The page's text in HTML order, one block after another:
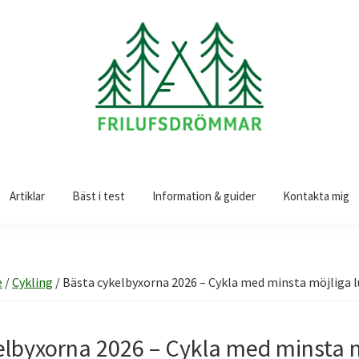
Artiklar Bäst i test Information & guider Kontakta mig
/Cykling / Bästa cykelbyxorna 2026 – Cykla med minsta
2026 – Cykla med minsta